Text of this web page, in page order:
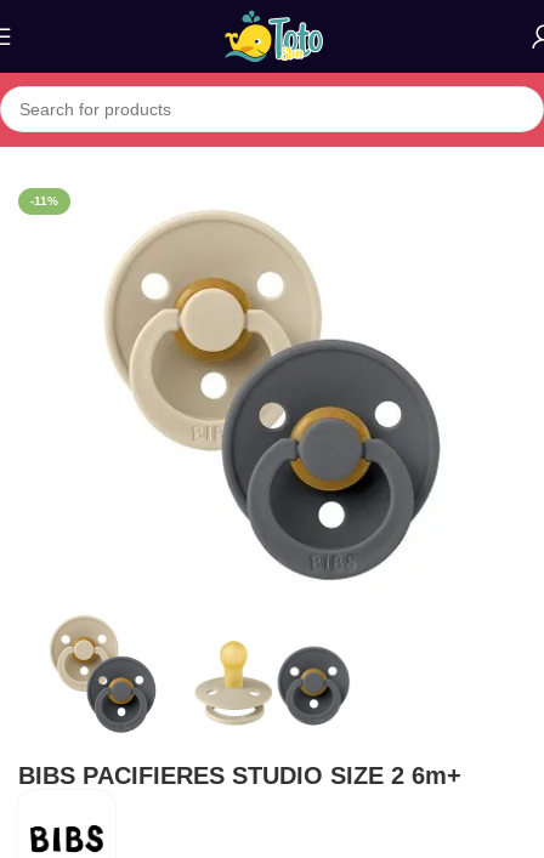
Home»Boutique»BIBS PACIFIERES STUDIO SIZE 2 6m+
-11%
BIBS PACIFIERES STUDIO SIZE 2 6m+